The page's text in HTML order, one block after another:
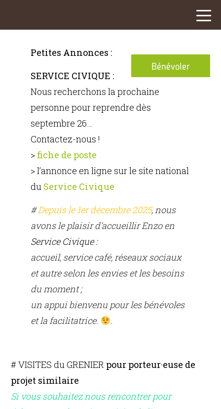
Bénévoler
Petites Annonces :
SERVICE CIVIQUE :
Nous recherchons la prochaine
personne pour reprendre dès
septembre 26…
Contactez-nous !
> fiche de poste
> l’annonce en ligne sur le site national
du Service Civique
#Depuis le 1er décembre 2025, nous
avons le plaisir d’accueillir Enzo en
Service Civique :
accueil, service café, réseaux sociaux
et autre selon les envies et les besoins
du moment ;
un appui bienvenu pour les bénévoles
et la facilitatrice.
.
# VISITES du GRENIER pour porteur·euse de
projet similaire
Si vous souhaitez nous rencontrer pour